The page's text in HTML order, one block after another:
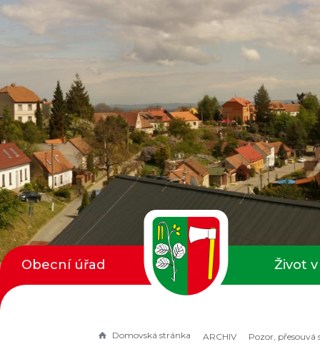
Domovská stránka ARCHIV
Obecní úřad Život